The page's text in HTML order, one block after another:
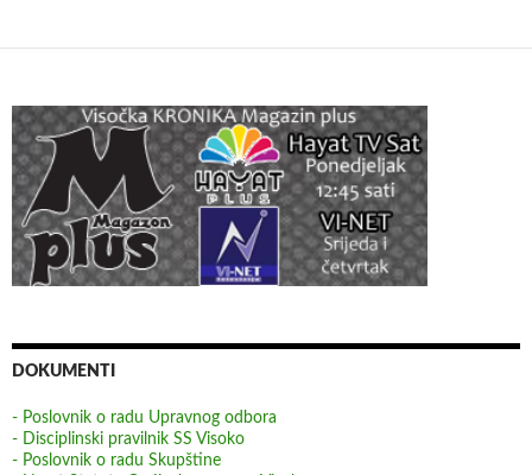
DOKUMENTI
- Poslovnik o radu Upravnog odbora
- Disciplinski pravilnik SS Visoko
- Poslovnik o radu Skupštine